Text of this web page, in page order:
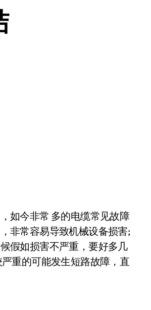
如今非常 多的电缆常见故障
非常容易导致机械设备损害;
假如损害不严重，要好多几
重的可能发生短路故障，直